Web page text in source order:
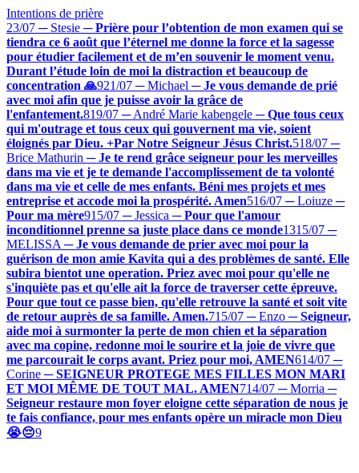
Intentions de prière
23/07 ─ Stesie ─ Prière pour l’obtention de mon examen qui se
tiendra ce 6 août que l’éternel me donne la force et la sagesse
pour étudier facilement et de m’en souvenir le moment venu.
Durant l’étude loin de moi la distraction et beaucoup de
concentration 🙏921/07 ─ Michael ─ Je vous demande de prié
avec moi afin que je puisse avoir la grâce de
l'enfantement.819/07 ─ André Marie kabengele ─ Que tous ceux
qui m'outrage et tous ceux qui gouvernent ma vie, soient
éloignés par Dieu. +Par Notre Seigneur Jésus Christ.518/07 ─
Brice Mathurin ─ Je te rend grâce seigneur pour les merveilles
dans ma vie et je te demande l'accomplissement de ta volonté
dans ma vie et celle de mes enfants. Béni mes projets et mes
entreprise et accode moi la prospérité. Amen516/07 ─ Loiuze ─
Pour ma mère915/07 ─ Jessica ─ Pour que l'amour
inconditionnel prenne sa juste place dans ce monde1315/07 ─
MELISSA ─ Je vous demande de prier avec moi pour la
guérison de mon amie Kavita qui a des problèmes de santé. Elle
subira bientot une operation. Priez avec moi pour qu'elle ne
s'inquiète pas et qu'elle ait la force de traverser cette épreuve.
Pour que tout ce passe bien, qu'elle retrouve la santé et soit vite
de retour auprès de sa famille. Amen.715/07 ─ Enzo ─ Seigneur,
aide moi à surmonter la perte de mon chien et la séparation
avec ma copine, redonne moi le sourire et la joie de vivre que
me parcourait le corps avant. Priez pour moi, AMEN614/07 ─
Corine ─ SEIGNEUR PROTEGE MES FILLES MON MARI
ET MOI MÊME DE TOUT MAL. AMEN714/07 ─ Morria ─
Seigneur restaure mon foyer eloigne cette séparation de nous je
te fais confiance, pour mes enfants opère un miracle mon Dieu
😭😔9